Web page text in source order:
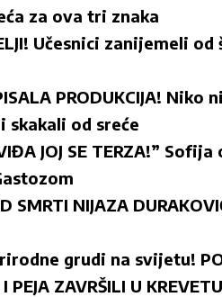
za ova tri znaka
Učesnici zanijemeli
PRODUKCIJA!
od sreće
JOJ SE TERZA!”
SMRTI NIJAZA
grudi na svijetu!
I PEJA ZAVRŠILI U